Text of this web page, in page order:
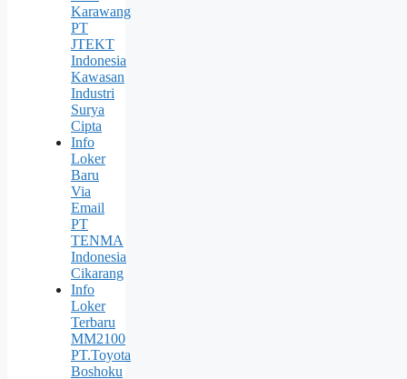
Karawang
PT
JTEKT
Indonesia
Kawasan
Industri
Surya
Cipta
Info
Loker
Baru
Via
Email
PT
TENMA
Indonesia
Cikarang
Info
Loker
Terbaru
MM2100
PT.Toyota
Boshoku